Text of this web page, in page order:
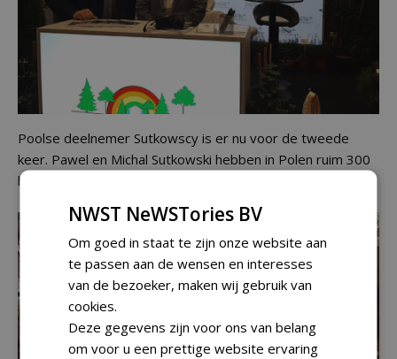
Poolse deelnemer Sutkowscy is er nu voor de tweede
keer. Pawel en Michal Sutkowski hebben in Polen ruim 300
hectare staan!
NWST NeWSTories BV
Om goed in staat te zijn onze website aan
te passen aan de wensen en interesses
van de bezoeker, maken wij gebruik van
cookies.
Deze gegevens zijn voor ons van belang
om voor u een prettige website ervaring